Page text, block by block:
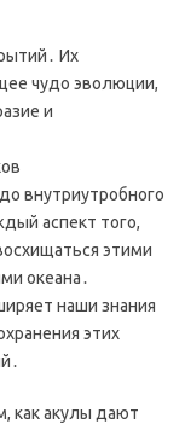
Их
чудо эволюции,
и
до внутриутробного
аспект того,
этими
океана․
наши знания
этих
как акулы дают